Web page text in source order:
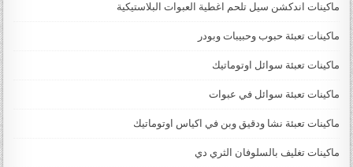
ماكينات اندكشن سيل تلحم اغطية العبوات البلاستيكية
ماكينات تعبئة حبوب وحبيبات وبودر
ماكينات تعبئة سوائل اوتوماتيك
ماكينات تعبئة سوائل في عبوات
ماكينات تعبئة نشا ودقيق وبن في اكياس اوتوماتيك
ماكينات تغليف بالسلوفان الثري دي